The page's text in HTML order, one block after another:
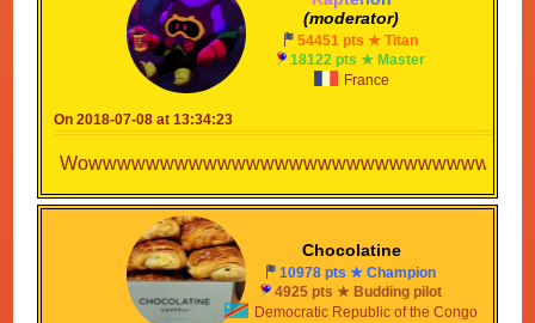
(moderator)
54451 pts ★ Titan
18122 pts ★ Master
France
On 2018-07-08 at 13:34:23
Chocolatine
10978 pts ★ Champion
4925 pts ★ Budding pilot
Democratic Republic of the Congo